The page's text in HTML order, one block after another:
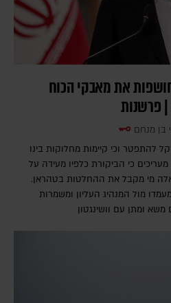
את מאבקי הכוח
פרשנות
בן מנחם
להתפטר וכי קיימות מחלוקות בינו
מעריכים כי הביקורת כלפיו מעידה על
מי מקבל את ההחלטות בטהראן.
מול המנהיג העליון ומשמרות
ומתן עם וושינגטון